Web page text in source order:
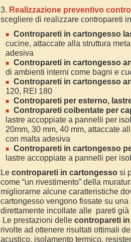
3. Realizzazione preventivo
scegliere di realizzare contropareti
Contropareti in cartongesso
cucine, attaccate alla struttura
adesiva
Contropareti in cartongesso
di ambienti interni come bagni e
Contropareti in cartongesso
120, REI 180
Contropareti per esterno,
Contropareti coibentate per
lastre accoppiate a pannelli per
20mm, 30 mm, 40 mm, attaccate
con malta adesiva
Contropareti in cartongesso
lastre accoppiate a pannelli per
Le contropareti in cartongesso si
come “un rivestimento” della
migliorarne alcune caratteristiche
cartongesso vengono fissate su
direttamente incollate alle pareti già
Le prestazioni delle contropareti
rivolte ad ottenere risultati ottimali
acustico, isolamento termico,